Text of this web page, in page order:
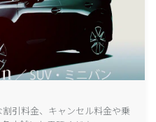
引料金、キャンセル料金や乗